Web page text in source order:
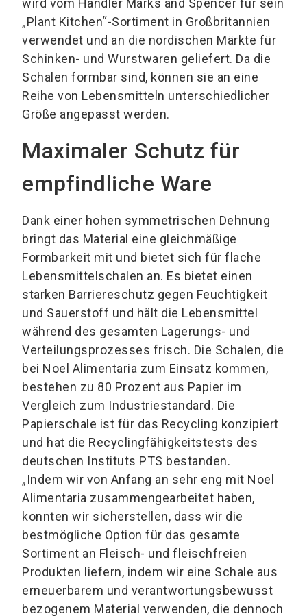
wird vom Händler Marks and Spencer für sein
„Plant Kitchen“-Sortiment in Großbritannien
verwendet und an die nordischen Märkte für
Schinken- und Wurstwaren geliefert. Da die
Schalen formbar sind, können sie an eine
Reihe von Lebensmitteln unterschiedlicher
Größe angepasst werden.
Maximaler Schutz für
empfindliche Ware
Dank einer hohen symmetrischen Dehnung
bringt das Material eine gleichmäßige
Formbarkeit mit und bietet sich für flache
Lebensmittelschalen an. Es bietet einen
starken Barriereschutz gegen Feuchtigkeit
und Sauerstoff und hält die Lebensmittel
während des gesamten Lagerungs- und
Verteilungsprozesses frisch. Die Schalen, die
bei Noel Alimentaria zum Einsatz kommen,
bestehen zu 80 Prozent aus Papier im
Vergleich zum Industriestandard. Die
Papierschale ist für das Recycling konzipiert
und hat die Recyclingfähigkeitstests des
deutschen Instituts PTS bestanden.
„Indem wir von Anfang an sehr eng mit Noel
Alimentaria zusammengearbeitet haben,
konnten wir sicherstellen, dass wir die
bestmögliche Option für das gesamte
Sortiment an Fleisch- und fleischfreien
Produkten liefern, indem wir eine Schale aus
erneuerbarem und verantwortungsbewusst
bezogenem Material verwenden, die dennoch